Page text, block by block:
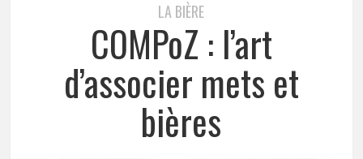
LA BIÈRE
COMPoZ : l’art
d’associer mets et
bières